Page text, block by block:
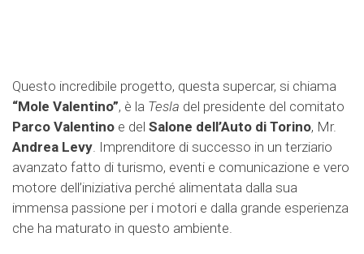
Questo incredibile progetto, questa supercar, si chiama
“Mole Valentino”, è la Tesla del presidente del comitato
Parco Valentino e del Salone dell’Auto di Torino, Mr.
Andrea Levy . Imprenditore di successo in un terziario
avanzato fatto di turismo, eventi e comunicazione e vero
motore dell’iniziativa perché alimentata dalla sua
immensa passione per i motori e dalla grande esperienza
che ha maturato in questo ambiente.